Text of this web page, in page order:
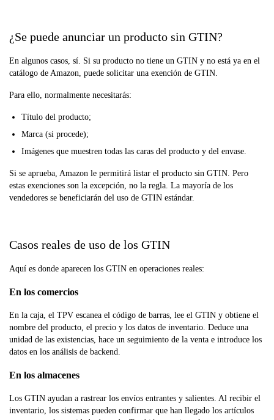
¿Se puede anunciar un producto sin GTIN?
En algunos casos, sí. Si su producto no tiene un GTIN y no está ya en el
catálogo de Amazon, puede solicitar una exención de GTIN.
Para ello, normalmente necesitarás:
Título del producto;
Marca (si procede);
Imágenes que muestren todas las caras del producto y del envase.
Si se aprueba, Amazon le permitirá listar el producto sin GTIN. Pero
estas exenciones son la excepción, no la regla. La mayoría de los
vendedores se beneficiarán del uso de GTIN estándar.
Casos reales de uso de los GTIN
Aquí es donde aparecen los GTIN en operaciones reales:
En los comercios
En la caja, el TPV escanea el código de barras, lee el GTIN y obtiene el
nombre del producto, el precio y los datos de inventario. Deduce una
unidad de las existencias, hace un seguimiento de la venta e introduce los
datos en los análisis de backend.
En los almacenes
Los GTIN ayudan a rastrear los envíos entrantes y salientes. Al recibir el
inventario, los sistemas pueden confirmar que han llegado los artículos